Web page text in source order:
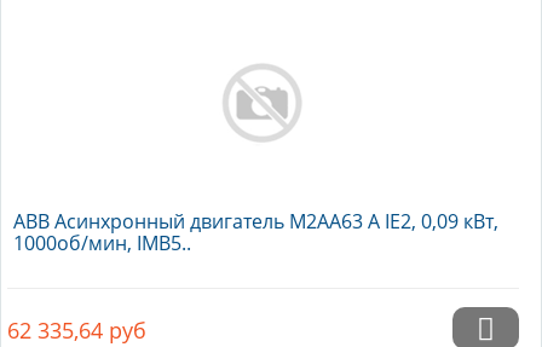
ABB Асинхронный двигатель M2AA63 A IE2, 0,09 кВт,
1000об/мин, IMB5..
62 335,64 руб